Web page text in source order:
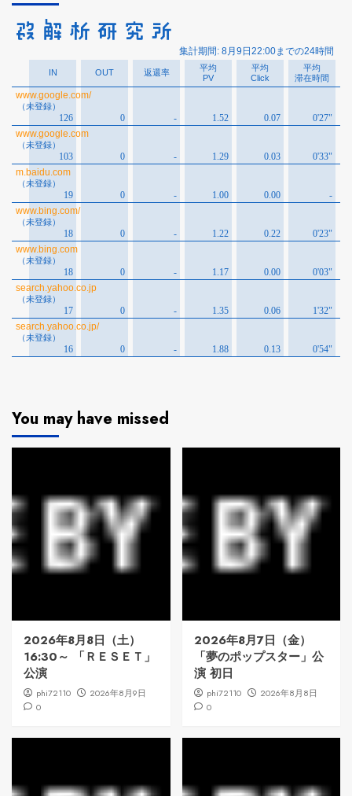
You may have missed
2026年8月8日（土）
16:30～ 「ＲＥＳＥＴ」
公演
phi72110
2026年8月9日
0
2026年8月7日（金）
「夢のポップスター」公
演 初日
phi72110
2026年8月8日
0